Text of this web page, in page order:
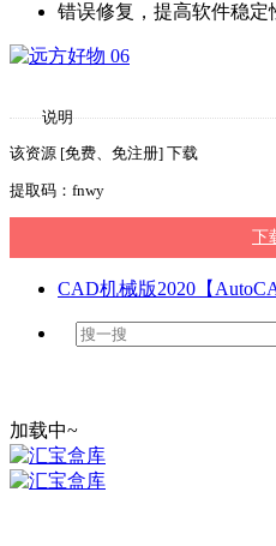
错误修复，提高软件稳定
说明
该资源 [免费、免注册] 下载
提取码：fnwy
下
CAD机械版2020【
加载中~